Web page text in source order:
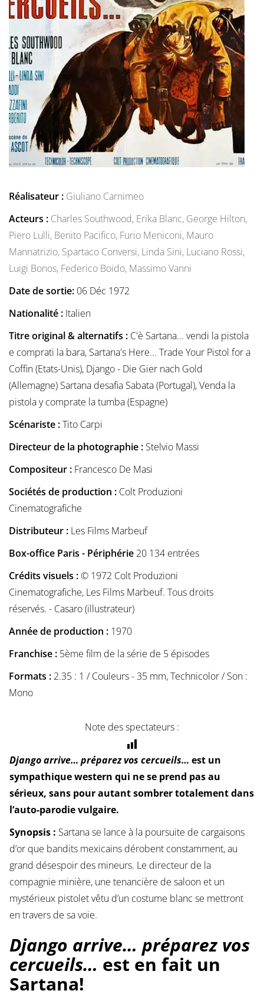
Réalisateur : Giuliano Carnimeo
Acteurs : Charles Southwood, Erika Blanc, George Hilton,
Piero Lulli, Benito Pacifico, Furio Meniconi, Mauro
Mannatrizio, Spartaco Conversi, Linda Sini, Luciano Rossi,
Luigi Bonos, Federico Boido, Massimo Vanni
Date de sortie: 06 Déc 1972
Nationalité : Italien
Titre original & alternatifs : C'è Sartana... vendi la pistola
e comprati la bara, Sartana's Here... Trade Your Pistol for a
Coffin (Etats-Unis), Django - Die Gier nach Gold
(Allemagne) Sartana desafia Sabata (Portugal), Venda la
pistola y comprate la tumba (Espagne)
Scénariste :Tito Carpi
Directeur de la photographie : Stelvio Massi
Compositeur : Francesco De Masi
Sociétés de production : Colt Produzioni
Cinematografiche
Distributeur : Les Films Marbeuf
Box-office Paris - Périphérie 20 134 entrées
Crédits visuels :© 1972 Colt Produzioni
Cinematografiche, Les Films Marbeuf. Tous droits
réservés. - Casaro (illustrateur)
Année de production : 1970
Franchise : 5ème film de la série de 5 épisodes
Formats : 2.35 : 1 / Couleurs - 35 mm, Technicolor / Son :
Mono
Note des spectateurs :
Django arrive… préparez vos cercueils… est un
sympathique western qui ne se prend pas au
sérieux, sans pour autant sombrer totalement dans
l’auto-parodie vulgaire.
Synopsis : Sartana se lance à la poursuite de cargaisons
d’or que bandits mexicains dérobent constamment, au
grand désespoir des mineurs. Le directeur de la
compagnie minière, une tenancière de saloon et un
mystérieux pistolet vêtu d’un costume blanc se mettront
en travers de sa voie.
Django arrive… préparez vos
cercueils… est en fait un
Sartana!